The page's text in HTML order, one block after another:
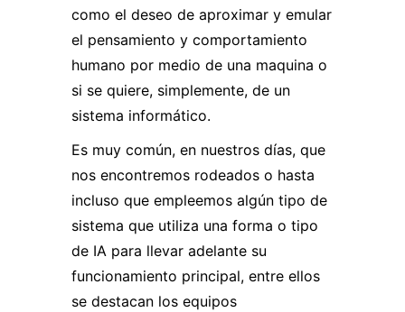
como el deseo de aproximar y emular
el pensamiento y comportamiento
humano por medio de una maquina o
si se quiere, simplemente, de un
sistema informático.
Es muy común, en nuestros días, que
nos encontremos rodeados o hasta
incluso que empleemos algún tipo de
sistema que utiliza una forma o tipo
de IA para llevar adelante su
funcionamiento principal, entre ellos
se destacan los equipos